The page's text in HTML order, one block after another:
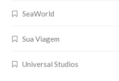
SeaWorld
Sua Viagem
Universal Studios